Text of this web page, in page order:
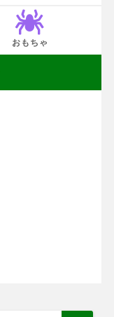
おもちゃ